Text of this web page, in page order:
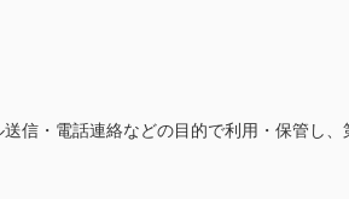
信・電話連絡などの目的で利用・保管し、